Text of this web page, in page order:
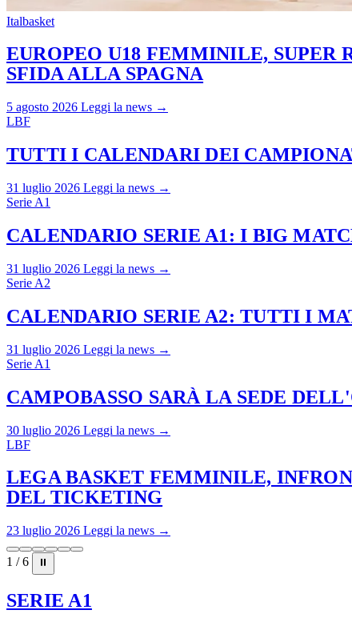
Italbasket
EUROPEO U18 FEMMINILE, SUPER
SFIDA ALLA SPAGNA
5 agosto 2026 Leggi la news →
LBF
TUTTI I CALENDARI DEI
31 luglio 2026 Leggi la news →
Serie A1
CALENDARIO SERIE A1: I BIG
31 luglio 2026 Leggi la news →
Serie A2
CALENDARIO SERIE A2: TUTTI I
31 luglio 2026 Leggi la news →
Serie A1
CAMPOBASSO SARÀ LA SEDE
30 luglio 2026 Leggi la news →
LBF
LEGA BASKET FEMMINILE,
DEL TICKETING
23 luglio 2026 Leggi la news →
1 / 6 ⏸
SERIE A1